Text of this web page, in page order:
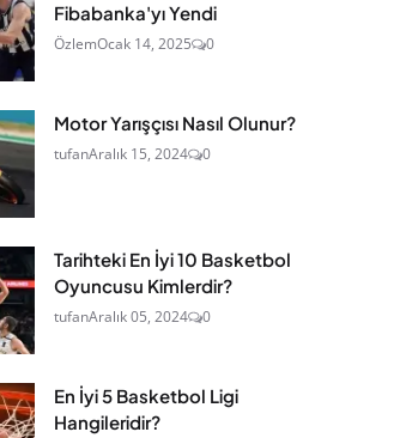
Fibabanka'yı Yendi
ÖzlemOcak 14, 2025 0
Motor Yarışçısı Nasıl Olunur?
tufanAralık 15, 2024 0
Tarihteki En İyi 10 Basketbol
Oyuncusu Kimlerdir?
tufanAralık 05, 2024 0
En İyi 5 Basketbol Ligi
Hangileridir?